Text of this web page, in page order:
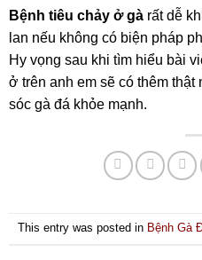
Bệnh tiêu chảy ở gà rất dễ
lan nếu không có biện pháp
Hy vọng sau khi tìm hiểu bài
ở trên anh em sẽ có thêm
sóc gà đá khỏe mạnh.
This entry was posted in Bệnh Gà